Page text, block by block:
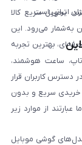
ایرانی است.
تحویل سریع کالا
به‌شمار می‌رود. این
بهترین تجربه
ساعت هوشمند،
دسترس کاربران قرار
خریدی سریع و بدون
از موارد زیر
مدل‌های گوشی موبایل